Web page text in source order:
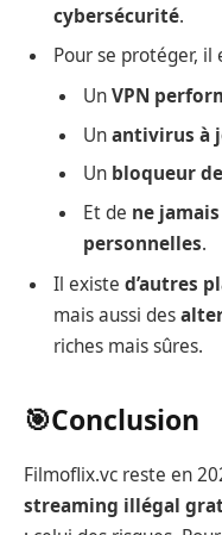
cybersécurité.
Pour se protéger, il
UnVPN
Unantivirus à
Un bloqueur
Et de ne
personnelles.
Il existe d’autres
mais aussi des
riches mais sûres.
🎯Conclusion
Filmoflix.vc reste en
streaming illégal